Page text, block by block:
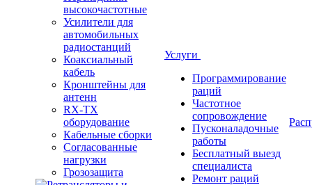
высокочастотные
Усилители для
автомобильных
радиостанций
Коаксиальный
кабель
Кронштейны для
антенн
RX-TX
оборудование
Кабельные сборки
Согласованные
нагрузки
Грозозащита
Услуги
Программирование
раций
Частотное
сопровождение
Пусконаладочные
работы
Бесплатный выезд
специалиста
Ремонт раций